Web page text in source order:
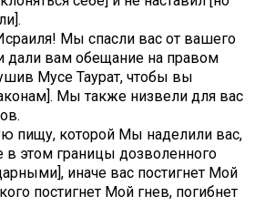
Мы спасли вас от вашего
дали вам обещание на правом
Мусе Таурат, чтобы вы
Мы также низвели для вас
пищу, которой Мы наделили вас,
в этом границы дозволенного
иначе вас постигнет Мой
постигнет Мой гнев, погибнет